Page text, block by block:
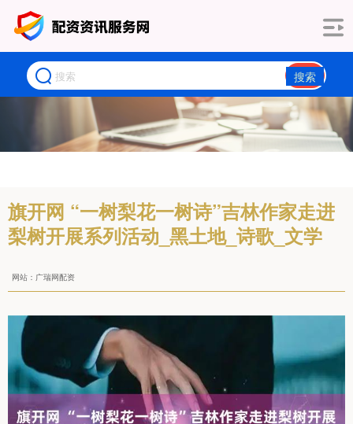
搜索
旗开网 “一树梨花一树诗”吉林作家走进
梨树开展系列活动_黑土地_诗歌_文学
网站：广瑞网配资